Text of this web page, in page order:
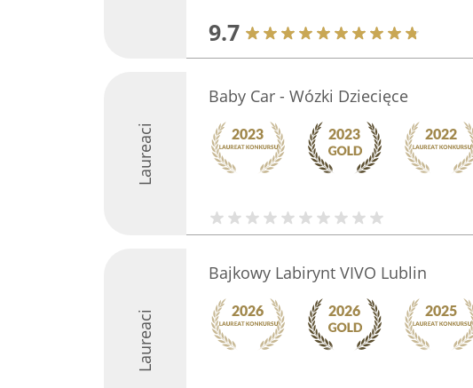
9.7
Laureaci
Baby Car - Wózki Dziecięce
Laureaci
Bajkowy Labirynt VIVO Lublin